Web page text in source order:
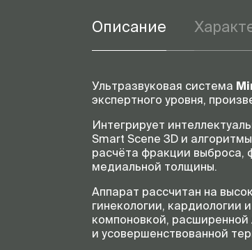
Описание
Ультразвуковая система
экспертного уровня,
Интегрирует
Smart Scene 3D и
расчёта фракции выброса,
медиальной толщины.
Аппарат рассчитан на
гинекологии, кардиологии
компоновкой,
и усовершенствованной